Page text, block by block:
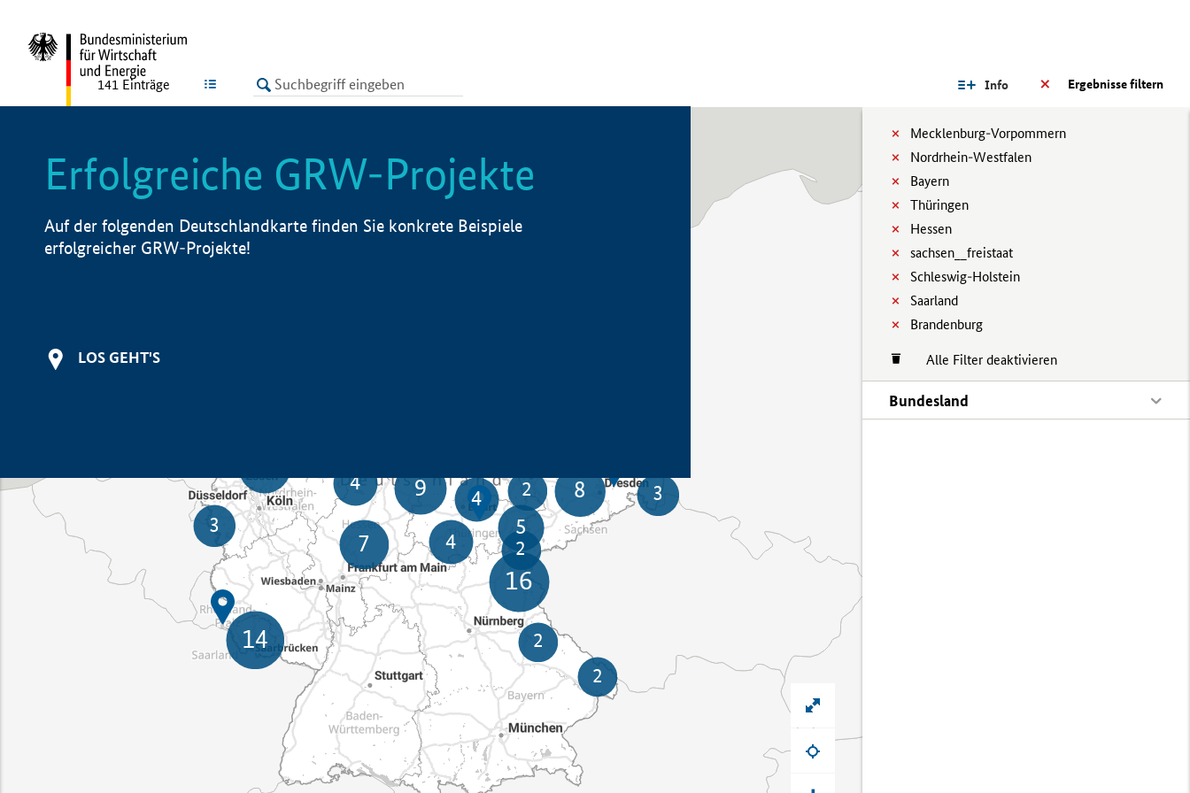
LISTE Ergebnisse filtern
Info
Mecklenburg-Vorpommern
Nordrhein-Westfalen
Bayern
Thüringen
Hessen
sachsen__freistaat
Schleswig-Holstein
Saarland
Brandenburg
Alle Filter deaktivieren
Bundesland
141 Einträge
Erfolgreiche GRW-Projekte
Auf der folgenden Deutschlandkarte finden Sie konkrete Beispiele
erfolgreicher GRW-Projekte!
LOS GEHT'S